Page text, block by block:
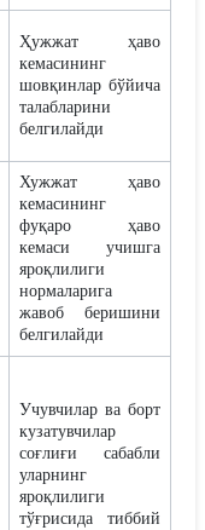
Ҳужжат ҳаво
кемасининг
шовқинлар бўйича
талабларини
белгилайди
Хужжат ҳаво
кемасининг
фуқаро ҳаво
кемаси учишга
яроқлилиги
нормаларига
жавоб беришини
белгилайди
Учувчилар ва борт
кузатувчилар
соғлиғи сабабли
уларнинг
яроқлилиги
тўғрисида тиббий